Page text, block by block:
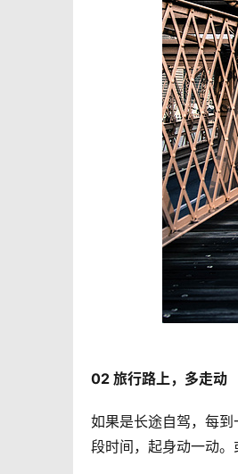
02 旅行路上，多走动
如果是长途自驾，每
段时间，起身动一动